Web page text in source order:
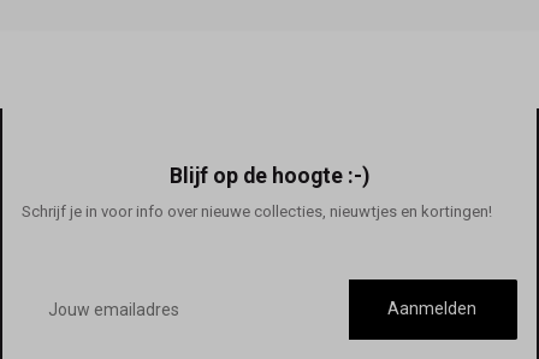
Blijf op de hoogte :-)
Schrijf je in voor info over nieuwe collecties, nieuwtjes en kortingen!
mailadres
Aanmelden